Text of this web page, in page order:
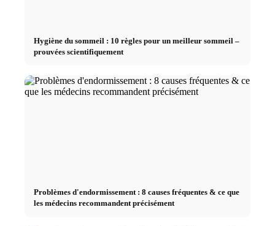
Hygiène du sommeil : 10 règles pour un meilleur sommeil –
prouvées scientifiquement
Problèmes d'endormissement : 8 causes fréquentes & ce que
les médecins recommandent précisément